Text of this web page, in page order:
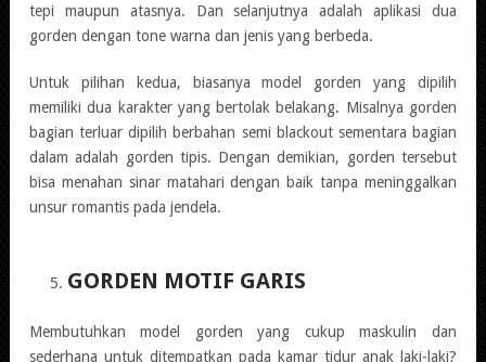
tepi maupun atasnya. Dan selanjutnya adalah aplikasi dua
gorden dengan tone warna dan jenis yang berbeda.
Untuk pilihan kedua, biasanya model gorden yang dipilih
memiliki dua karakter yang bertolak belakang. Misalnya gorden
bagian terluar dipilih berbahan semi blackout sementara bagian
dalam adalah gorden tipis. Dengan demikian, gorden tersebut
bisa menahan sinar matahari dengan baik tanpa meninggalkan
unsur romantis pada jendela.
GORDEN MOTIF GARIS
Membutuhkan model gorden yang cukup maskulin dan
sederhana untuk ditempatkan pada kamar tidur anak laki-laki?